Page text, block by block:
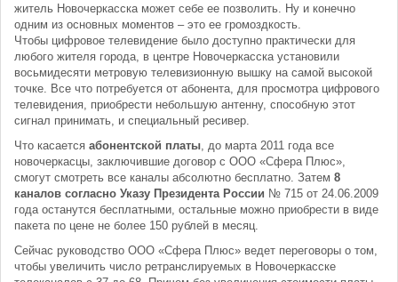
житель Новочеркасска может себе ее позволить. Ну и конечно
одним из основных моментов – это ее громоздкость.
Чтобы цифровое телевидение было доступно практически для
любого жителя города, в центре Новочеркасска установили
восьмидесяти метровую телевизионную вышку на самой высокой
точке. Все что потребуется от абонента, для просмотра цифрового
телевидения, приобрести небольшую антенну, способную этот
сигнал принимать, и специальный ресивер.
Что касается абонентской платы, до марта 2011 года все
новочеркасцы, заключившие договор с ООО «Сфера Плюс»,
смогут смотреть все каналы абсолютно бесплатно. Затем 8
каналов согласно Указу Президента России № 715 от 24.06.2009
года останутся бесплатными, остальные можно приобрести в виде
пакета по цене не более 150 рублей в месяц.
Сейчас руководство ООО «Сфера Плюс» ведет переговоры о том,
чтобы увеличить число ретранслируемых в Новочеркасске